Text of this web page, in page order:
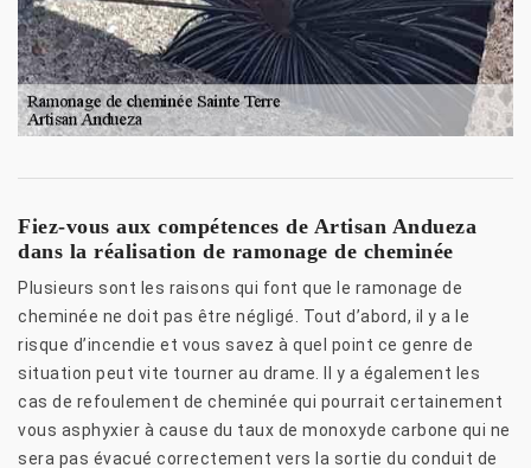
Fiez-vous aux compétences de Artisan Andueza
dans la réalisation de ramonage de cheminée
Plusieurs sont les raisons qui font que le ramonage de
cheminée ne doit pas être négligé. Tout d’abord, il y a le
risque d’incendie et vous savez à quel point ce genre de
situation peut vite tourner au drame. Il y a également les
cas de refoulement de cheminée qui pourrait certainement
vous asphyxier à cause du taux de monoxyde carbone qui ne
sera pas évacué correctement vers la sortie du conduit de